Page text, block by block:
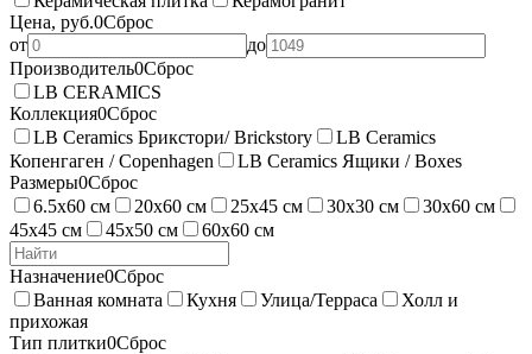
Цена, руб.0Сброс
от
до
Производитель0Сброс
LB CERAMICS
Коллекция0Сброс
LB Ceramics Брикстори/ Brickstory
LB Ceramics
Копенгаген / Copenhagen
LB Ceramics Ящики / Boxes
Размеры0Сброс
6.5х60 см
20х60 см 25х45 см 30х30 см
30х60 см
45х45 см
45х50 см 60х60 см
Назначение0Сброс
Ванная комната
Кухня Улица/Терраса
Холл и
прихожая
Тип плитки0Сброс